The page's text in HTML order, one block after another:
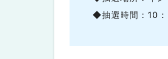
◆抽選時間：10